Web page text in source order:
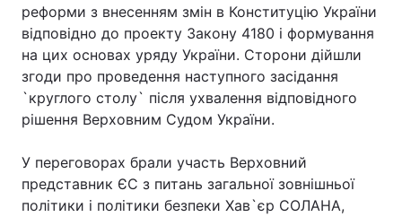
Контакти
Послуги
реформи з внесенням змін в Конституцію України
відповідно до проекту Закону 4180 і формування
на цих основах уряду України. Сторони дійшли
згоди про проведення наступного засідання
`круглого столу` після ухвалення відповідного
рішення Верховним Судом України.
У переговорах брали участь Верховний
представник ЄС з питань загальної зовнішньої
політики і політики безпеки Хав`єр СОЛАНА,